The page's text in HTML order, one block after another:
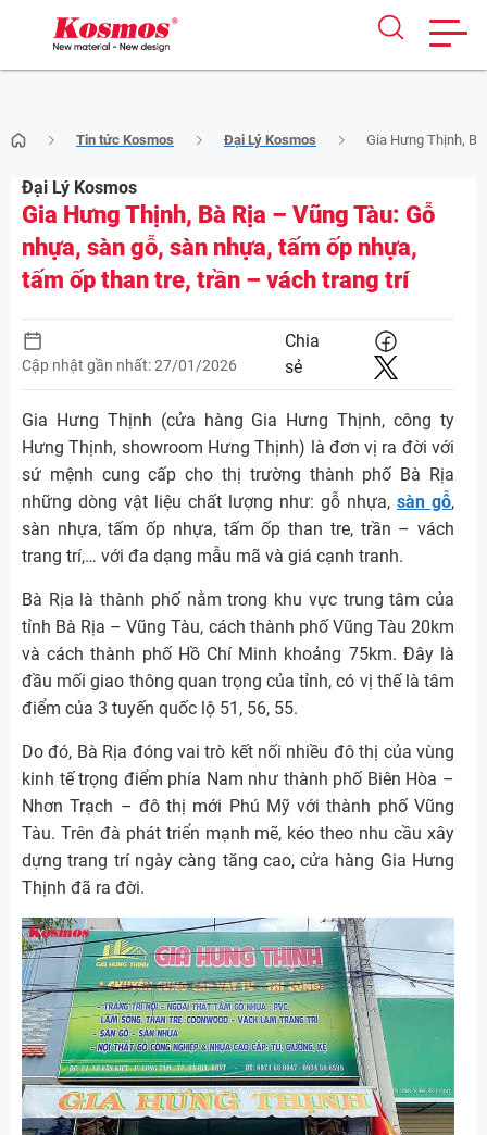
to
content
Tin tức Kosmos Đại Lý Kosmos Gia Hưng Thịnh,
Đại Lý Kosmos
Gia Hưng Thịnh, Bà Rịa – Vũng Tàu: Gỗ
nhựa, sàn gỗ, sàn nhựa, tấm ốp nhựa,
tấm ốp than tre, trần – vách trang trí
Cập nhật gần nhất: 27/01/2026
Chia
sẻ
Gia Hưng Thịnh (cửa hàng Gia Hưng Thịnh, công ty
Hưng Thịnh, showroom Hưng Thịnh) là đơn vị ra đời với
sứ mệnh cung cấp cho thị trường thành phố Bà Rịa
những dòng vật liệu chất lượng như: gỗ nhựa, sàn gỗ,
sàn nhựa, tấm ốp nhựa, tấm ốp than tre, trần – vách
trang trí,… với đa dạng mẫu mã và giá cạnh tranh.
Bà Rịa là thành phố nằm trong khu vực trung tâm của
tỉnh Bà Rịa – Vũng Tàu, cách thành phố Vũng Tàu 20km
và cách thành phố Hồ Chí Minh khoảng 75km. Đây là
đầu mối giao thông quan trọng của tỉnh, có vị thế là tâm
điểm của 3 tuyến quốc lộ 51, 56, 55.
Do đó, Bà Rịa đóng vai trò kết nối nhiều đô thị của vùng
kinh tế trọng điểm phía Nam như thành phố Biên Hòa –
Nhơn Trạch – đô thị mới Phú Mỹ với thành phố Vũng
Tàu. Trên đà phát triển mạnh mẽ, kéo theo nhu cầu xây
dựng trang trí ngày càng tăng cao, cửa hàng Gia Hưng
Thịnh đã ra đời.